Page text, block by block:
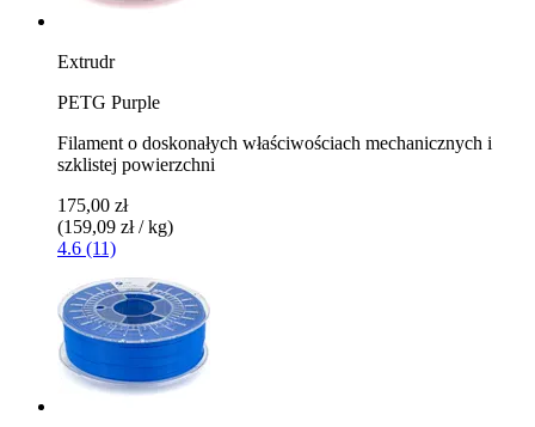
Extrudr
PETG Purple
Filament o doskonałych właściwościach mechanicznych i
szklistej powierzchni
175,00 zł
(159,09 zł / kg)
4.6 (11)